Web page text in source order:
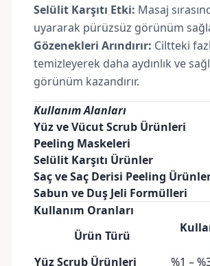
Selülit Karşıtı Etki: Masaj
uyararak pürüzsüz görünüm
Gözenekleri Arındırır: Ciltteki
temizleyerek daha aydınlık ve
görünüm kazandırır.
Kullanım Alanları
Yüz ve Vücut Scrub Ürünleri
Peeling Maskeleri
Selülit Karşıtı Ürünler
Saç ve Saç Derisi Peeling
Sabun ve Duş Jeli Formülleri
Kullanım Oranları
Ürün Türü
Yüz Scrub Ürünleri
%1 –